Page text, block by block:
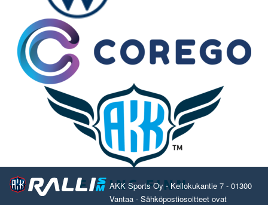
AKK Sports Oy - Kellokukantie 7 - 01300
Vantaa - Sähköpostiosoitteet ovat